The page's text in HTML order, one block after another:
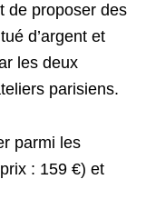
de proposer des
d’argent et
les deux
parisiens.
parmi les
: 159 €) et